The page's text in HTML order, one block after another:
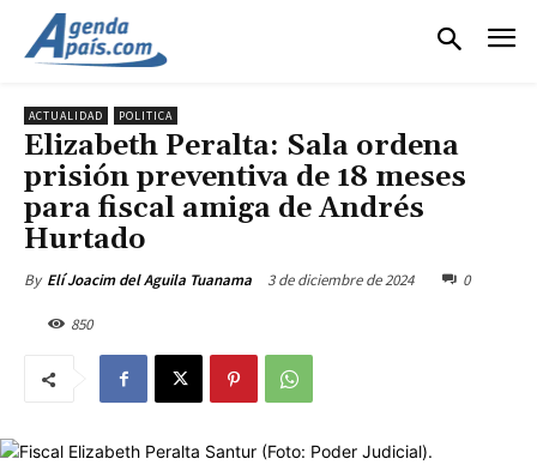
ACTUALIDAD POLITICA
Elizabeth Peralta: Sala ordena
prisión preventiva de 18 meses
para fiscal amiga de Andrés
Hurtado
By Elí Joacim del Aguila Tuanama 3 de diciembre de 2024 0
850